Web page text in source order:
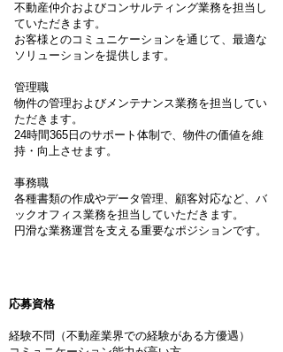
不動産仲介およびコンサルティング業務を担当し
ていただきます。
お客様とのコミュニケーションを通じて、最適な
ソリューションを提供します。
管理職
物件の管理およびメンテナンス業務を担当してい
ただきます。
24時間365日のサポート体制で、物件の価値を維
持・向上させます。
事務職
各種書類の作成やデータ管理、顧客対応など、バ
ックオフィス業務を担当していただきます。
円滑な業務運営を支える重要なポジションです。
応募資格
経験不問（不動産業界での経験がある方優遇）